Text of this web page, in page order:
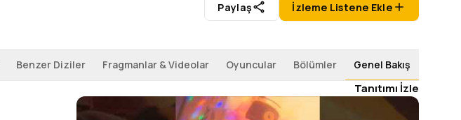
İzleme Listene Ekle
Paylaş
Genel Bakış
Bölümler
Oyuncular
Fragmanlar & Videolar
Benzer Diziler
Tanıtımı İzle